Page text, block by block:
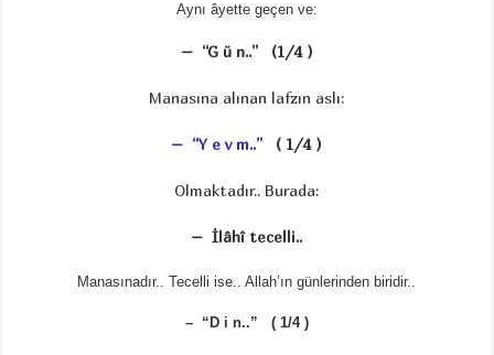
Aynı âyette geçen ve:
– “G ü n..” (1/4 )
Manasına alınan lafzın aslı:
– “Y e v m..” ( 1/4 )
Olmaktadır.. Burada:
– İlâhî tecelli..
Manasınadır.. Tecelli ise.. Allah’ın günlerinden biridir..
– “D i n..” ( 1/4 )